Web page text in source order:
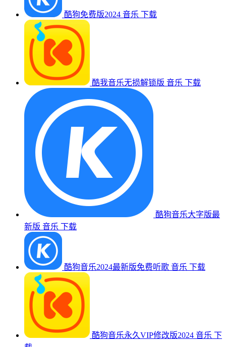
酷狗免费版2024 音乐 下载
酷我音乐无损解锁版 音乐 下载
酷狗音乐大字版最
新版 音乐 下载
酷狗音乐2024最新版免费听歌 音乐 下载
酷狗音乐永久VIP修改版2024 音乐 下